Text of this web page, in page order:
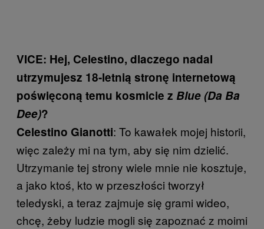
VICE: Hej, Celestino, dlaczego nadal
utrzymujesz 18-letnią stronę internetową
poświęconą temu kosmicie z Blue (Da Ba
Dee)?
Celestino Gianotti: To kawałek mojej historii,
więc zależy mi na tym, aby się nim dzielić.
Utrzymanie tej strony wiele mnie nie kosztuje,
a jako ktoś, kto w przeszłości tworzył
teledyski, a teraz zajmuje się grami wideo,
chcę, żeby ludzie mogli się zapoznać z moimi